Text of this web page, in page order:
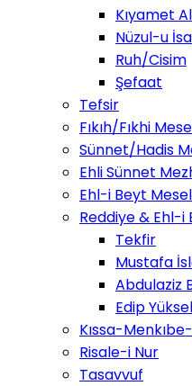
Kıyamet
Nüzul-u
Ruh/Cisim
Şefaat
Tefsir
Fıkıh/Fıkhi
Sünnet/Hadis
Ehli Sünnet
Ehl-i Beyt
Reddiye & Ehl-i
Tekfir
Mustafa
Abdulaziz
Edip Yüksel
Kıssa-
Risale-i Nur
Tasavvuf